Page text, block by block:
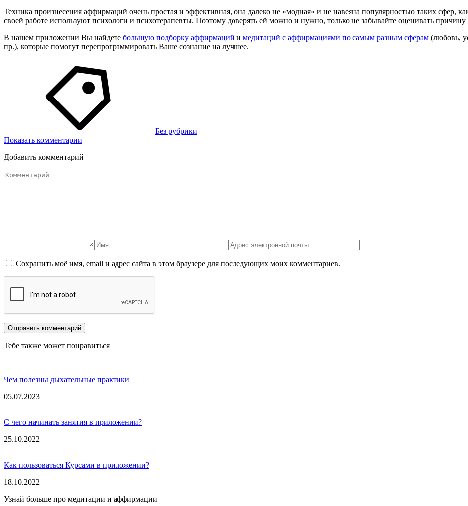
Техника произнесения аффирмаций очень простая и эффективная, она далеко не «модная» и не навеяна популярностью таких сфер,
своей работе используют психологи и психотерапевты. Поэтому доверять ей можно и нужно, только не забывайте оценивать
В нашем приложении Вы найдете большую подборку аффирмаций и медитаций с аффирмациями по самым разным сферам (любовь,
пр.), которые помогут перепрограммировать Ваше сознание на лучшее.
Без рубрики
Показать комментарии
Добавить комментарий
Сохранить моё имя, email и адрес сайта в этом браузере для последующих моих комментариев.
Тебе также может понравиться
Чем полезны дыхательные практики
05.07.2023
С чего начинать занятия в приложении?
25.10.2022
Как пользоваться Курсами в приложении?
18.10.2022
Узнай больше про медитации и аффирмации